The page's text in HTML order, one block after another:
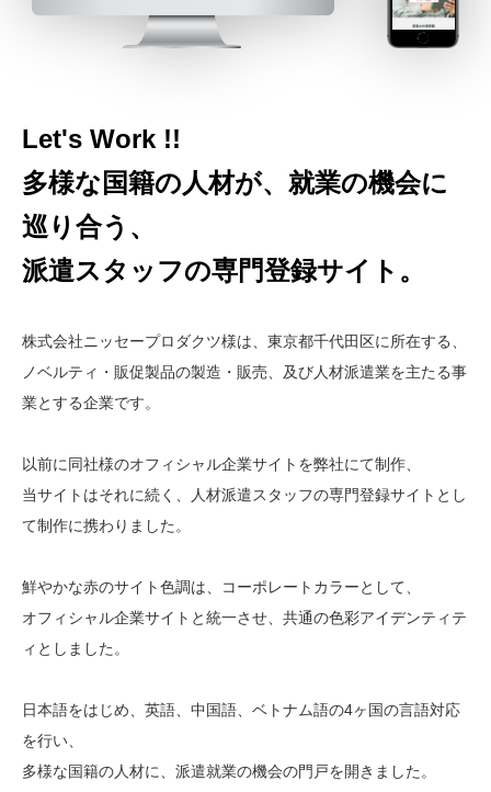
Let's Work !!
多様な国籍の人材が、就業の機会に
巡り合う、
派遣スタッフの専門登録サイト。
株式会社ニッセープロダクツ様は、東京都千代田区に所在する、
ノベルティ・販促製品の製造・販売、及び人材派遣業を主たる事
業とする企業です。
以前に同社様のオフィシャル企業サイトを弊社にて制作、
当サイトはそれに続く、人材派遣スタッフの専門登録サイトとし
て制作に携わりました。
鮮やかな赤のサイト色調は、コーポレートカラーとして、
オフィシャル企業サイトと統一させ、共通の色彩アイデンティテ
ィとしました。
日本語をはじめ、英語、中国語、ベトナム語の4ヶ国の言語対応
を行い、
多様な国籍の人材に、派遣就業の機会の門戸を開きました。